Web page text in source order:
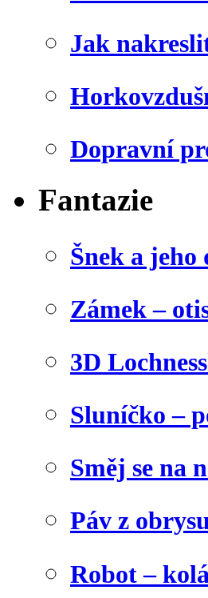
Jak
Dopravní
Fantazie
Šnek a jeho
Zámek –
3D
Sluníčko –
Směj se na
Páv z
Robot –